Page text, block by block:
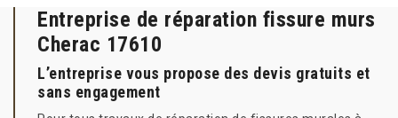
Entreprise de réparation fissure murs
Cherac 17610
L’entreprise vous propose des devis gratuits et
sans engagement